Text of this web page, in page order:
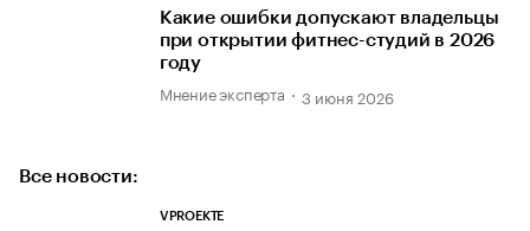
Какие ошибки допускают владельцы
при открытии фитнес-студий в 2026
году
Мнение эксперта 3 июня 2026
Все новости:
VPROEKTE